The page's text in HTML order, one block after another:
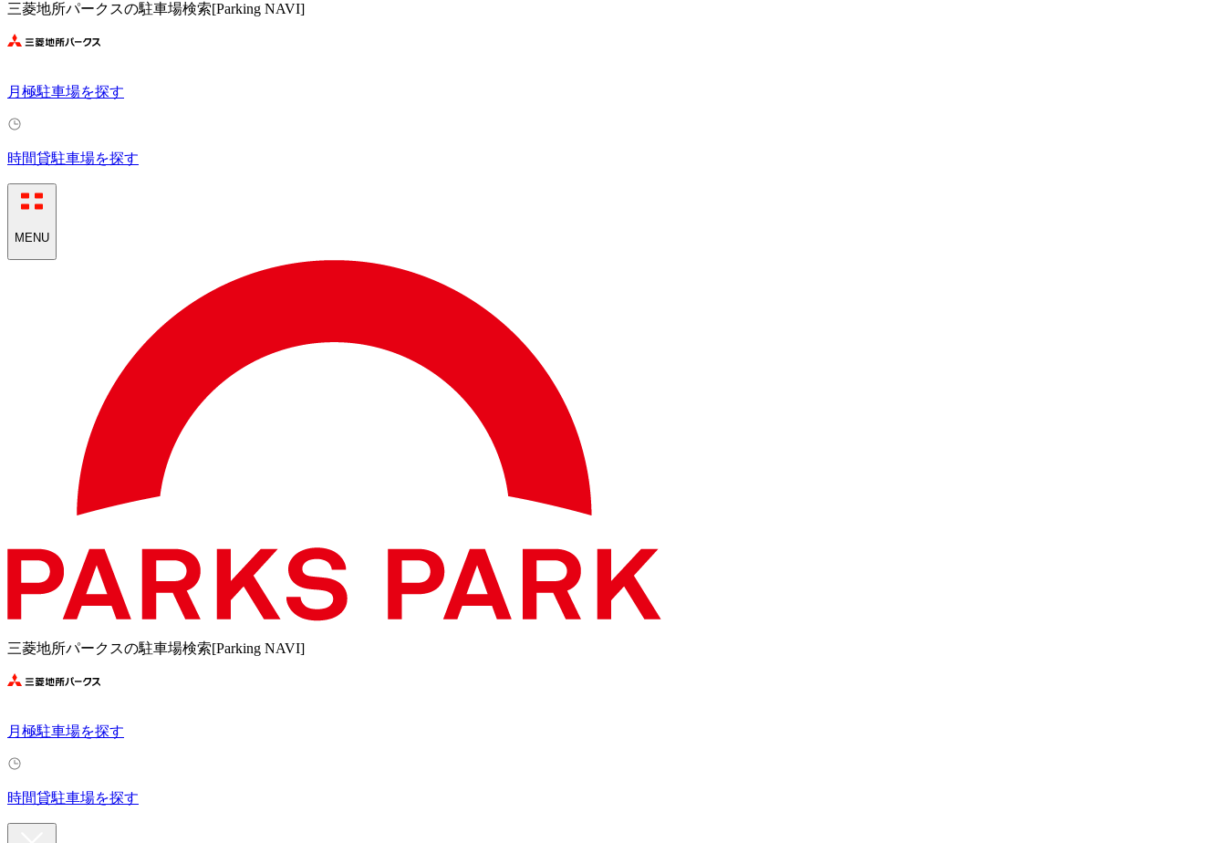
三菱地所パークスの駐車場検索[Parking NAVI]
月極駐車場を探す
時間貸駐車場を探す
MENU
三菱地所パークスの駐車場検索[Parking NAVI]
月極駐車場を探す
時間貸駐車場を探す